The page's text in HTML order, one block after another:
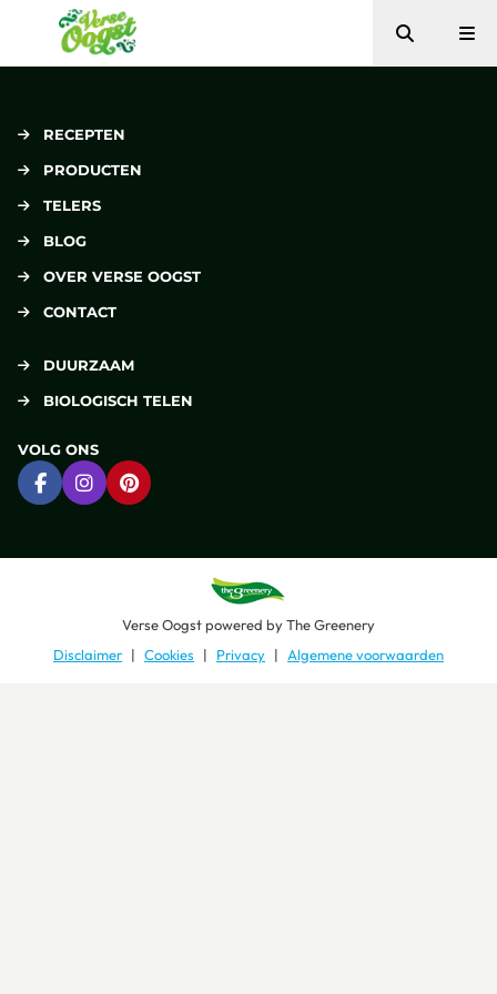
Verse Oogst
Zoeken
RECEPTEN
PRODUCTEN
TELERS
BLOG
OVER VERSE OOGST
CONTACT
DUURZAAM
BIOLOGISCH TELEN
VOLG ONS
Ga naar Facebook
Ga naar Instagram
Ga naar Pinterest
Verse Oogstpowered byThe Greenery
Disclaimer
Cookies Privacy Algemene voorwaarden